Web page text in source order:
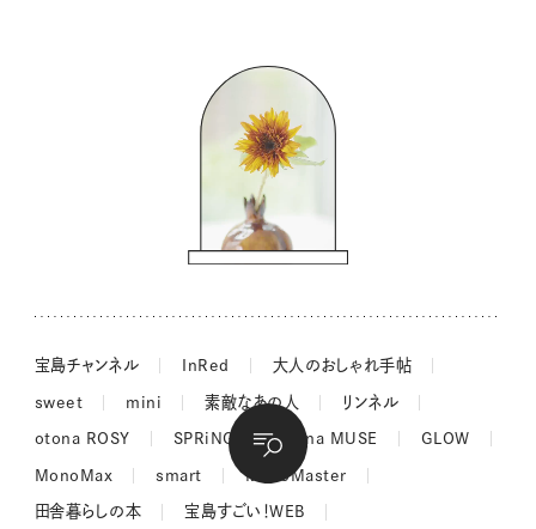
コウケンテツのヒトワザ巡り
ノーラのフィンランド旅気分
吉田羊さんの着物と12のアソビゴコロ
長谷川あかりさんの今週もお疲れ様つまみ
宝島チャンネル InRed 大人のおしゃれ手帖
sweet mini 素敵なあの人 リンネル
otona ROSY SPRiNG otona MUSE GLOW
MonoMax smart MonoMaster
田舎暮らしの本 宝島すごい！WEB